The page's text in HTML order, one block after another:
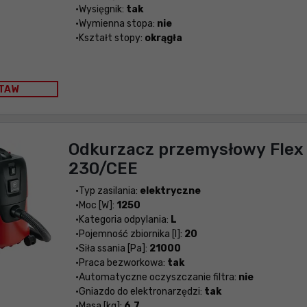
Wysięgnik: tak
Wymienna stopa: nie
Kształt stopy: okrągła
Odkurzacz przemysłowy Flex
230/CEE
Typ zasilania: elektryczne
Moc [W]: 1250
Kategoria odpylania: L
Pojemność zbiornika [l]: 20
Siła ssania [Pa]: 21000
Praca bezworkowa: tak
Automatyczne oczyszczanie filtra: nie
Gniazdo do elektronarzędzi: tak